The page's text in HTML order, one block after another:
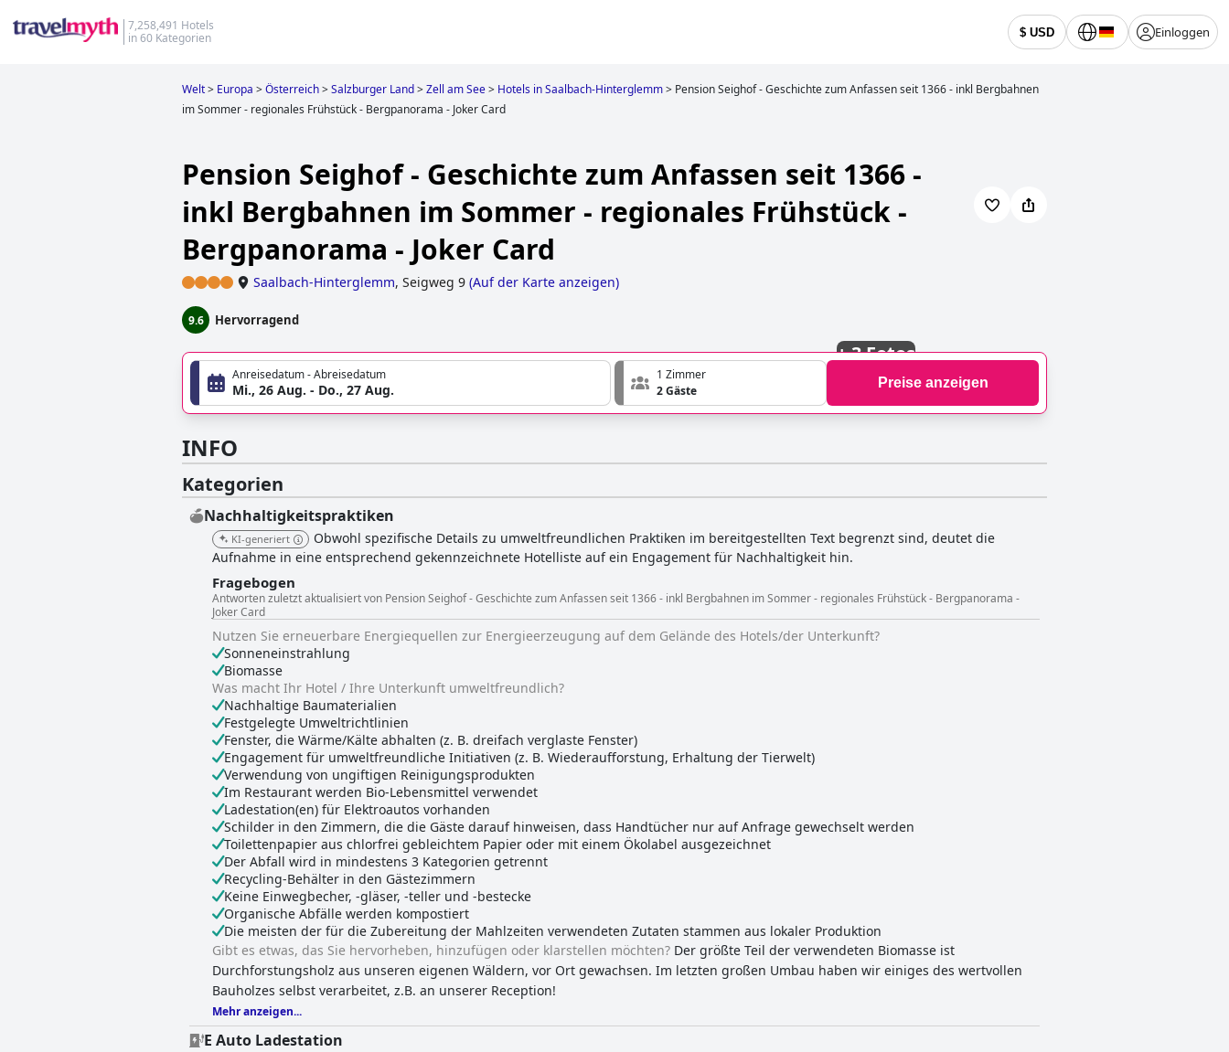
7,258,491 Hotels
in 60 Kategorien
$ USD Einloggen
Welt> Europa >Österreich>Salzburger Land>Zell am See> Hotels in Saalbach-Hinterglemm> Pension Seighof - Geschichte zum Anfassen seit 1366 - inkl Bergbahnen
im Sommer - regionales Frühstück - Bergpanorama - Joker Card
Pension Seighof - Geschichte zum Anfassen seit 1366 -
inkl Bergbahnen im Sommer - regionales Frühstück -
Bergpanorama - Joker Card
Saalbach-Hinterglemm, Seigweg 9 (Auf der Karte anzeigen)
9.6 Hervorragend
+3 Fotos
Anreisedatum - Abreisedatum
Mi., 26 Aug. - Do., 27 Aug.
1 Zimmer
2 Gäste
Preise anzeigen
INFO
Kategorien
Nachhaltigkeitspraktiken
KI-generiert
Obwohl spezifische Details zu umweltfreundlichen Praktiken im bereitgestellten Text begrenzt sind, deutet die
Aufnahme in eine entsprechend gekennzeichnete Hotelliste auf ein Engagement für Nachhaltigkeit hin.
Fragebogen
Antworten zuletzt aktualisiert von Pension Seighof - Geschichte zum Anfassen seit 1366 - inkl Bergbahnen im Sommer - regionales Frühstück - Bergpanorama -
Joker Card
Nutzen Sie erneuerbare Energiequellen zur Energieerzeugung auf dem Gelände des Hotels/der Unterkunft?
Sonneneinstrahlung
Biomasse
Was macht Ihr Hotel / Ihre Unterkunft umweltfreundlich?
Nachhaltige Baumaterialien
Festgelegte Umweltrichtlinien
Fenster, die Wärme/Kälte abhalten (z. B. dreifach verglaste Fenster)
Engagement für umweltfreundliche Initiativen (z. B. Wiederaufforstung, Erhaltung der Tierwelt)
Verwendung von ungiftigen Reinigungsprodukten
Im Restaurant werden Bio-Lebensmittel verwendet
Ladestation(en) für Elektroautos vorhanden
Schilder in den Zimmern, die die Gäste darauf hinweisen, dass Handtücher nur auf Anfrage gewechselt werden
Toilettenpapier aus chlorfrei gebleichtem Papier oder mit einem Ökolabel ausgezeichnet
Der Abfall wird in mindestens 3 Kategorien getrennt
Recycling-Behälter in den Gästezimmern
Keine Einwegbecher, -gläser, -teller und -bestecke
Organische Abfälle werden kompostiert
Die meisten der für die Zubereitung der Mahlzeiten verwendeten Zutaten stammen aus lokaler Produktion
Gibt es etwas, das Sie hervorheben, hinzufügen oder klarstellen möchten? Der größte Teil der verwendeten Biomasse ist
Durchforstungsholz aus unseren eigenen Wäldern, vor Ort gewachsen. Im letzten großen Umbau haben wir einiges des wertvollen
Bauholzes selbst verarbeitet, z.B. an unserer Reception!
Mehr anzeigen...
E Auto Ladestation